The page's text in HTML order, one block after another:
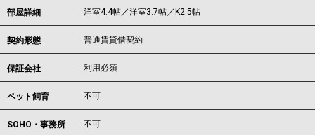
部屋詳細 洋室4.4帖／洋室3.7帖／K2.5帖
契約形態 普通賃貸借契約
保証会社 利用必須
ペット飼育 不可
SOHO・事務所 不可